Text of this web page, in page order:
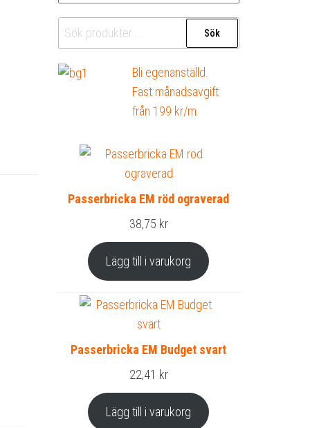
Sök
efter:
Sök
Bli egenanställd.
Fast månadsavgift
från 199 kr/m
Passerbricka EM röd ograverad
38,75 kr
Lägg till i varukorg
Passerbricka EM Budget svart
22,41 kr
Lägg till i varukorg